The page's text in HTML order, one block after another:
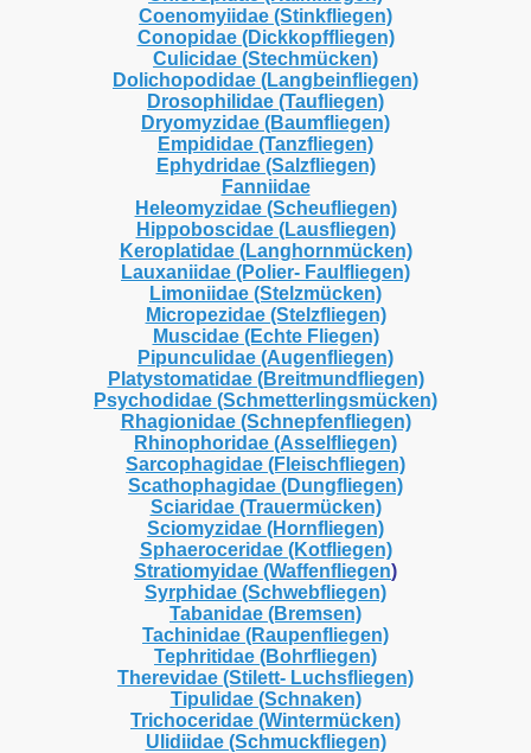
Coenomyiidae (Stinkfliegen)
Conopidae (Dickkopffliegen)
Culicidae (Stechmücken)
Dolichopodidae (Langbeinfliegen)
Drosophilidae (Taufliegen)
Dryomyzidae (Baumfliegen)
Empididae (Tanzfliegen)
Ephydridae (Salzfliegen)
Fanniidae
Heleomyzidae (Scheufliegen)
Hippoboscidae (Lausfliegen)
Keroplatidae (Langhornmücken)
Lauxaniidae (Polier- Faulfliegen)
Limoniidae (Stelzmücken)
Micropezidae (Stelzfliegen)
Muscidae (Echte Fliegen)
Pipunculidae (Augenfliegen)
Platystomatidae (Breitmundfliegen)
Psychodidae (Schmetterlingsmücken)
Rhagionidae (Schnepfenfliegen)
Rhinophoridae (Asselfliegen)
Sarcophagidae (Fleischfliegen)
Scathophagidae (Dungfliegen)
Sciaridae (Trauermücken)
Sciomyzidae (Hornfliegen)
Sphaeroceridae (Kotfliegen)
Stratiomyidae (Waffenfliegen)
Syrphidae (Schwebfliegen)
Tabanidae (Bremsen)
Tachinidae (Raupenfliegen)
Tephritidae (Bohrfliegen)
Therevidae (Stilett- Luchsfliegen)
Tipulidae (Schnaken)
Trichoceridae (Wintermücken)
Ulidiidae (Schmuckfliegen)